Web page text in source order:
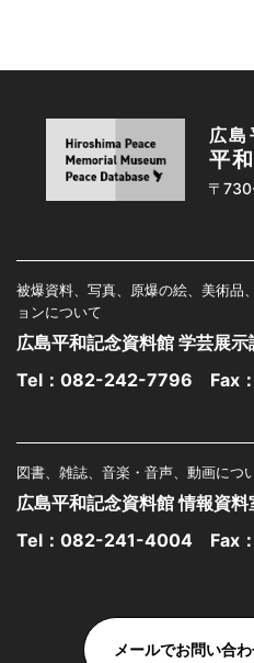
広島
平
〒
被爆資料、写真、原爆の絵、美術品
ョンについて
広島平和記念資料館 学芸展示
Tel： 082-242-7796 Fax
図書、雑誌、音楽・音声、動画につ
広島平和記念資料館 情報資料
Tel： 082-241-4004 Fax
メールでお問い合